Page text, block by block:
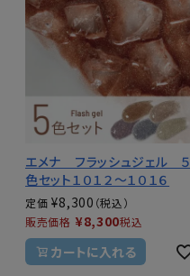
エメナ フラッシュジェル ５
色セット１０１２～１０１６
定価 ¥8,300
販売価格 ¥8,300税込
カートに入れる